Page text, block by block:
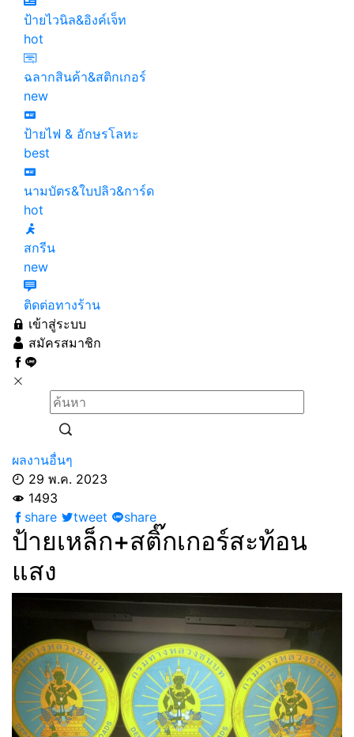
ป้ายไวนิล&อิงค์เจ็ท
hot
ฉลากสินค้า&สติกเกอร์
new
ป้ายไฟ & อักษรโลหะ
best
นามบัตร&ใบปลิว&การ์ด
hot
สกรีน
new
ติดต่อทางร้าน
เข้าสู่ระบบ
สมัครสมาชิก
ผลงานอื่นๆ
29 พ.ค. 2023
1493
share
tweet share
ป้ายเหล็ก+สติ๊กเกอร์สะท้อน
แสง